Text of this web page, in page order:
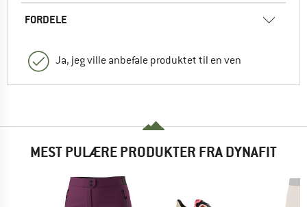
FORDELE
Ja, jeg ville anbefale produktet til en ven
MEST PULÆRE PRODUKTER FRA DYNAFIT